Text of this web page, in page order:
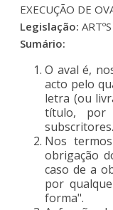
EXECUÇÃO DE
Legislação:
Sumário:
O aval é,
acto pelo
letra (ou
título, por
subscritores.
Nos
obrigação
caso de a
por
forma".